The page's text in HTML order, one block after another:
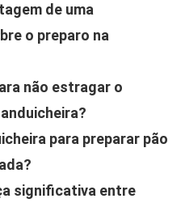
de uma
o preparo na
não estragar o
para preparar pão
significativa entre